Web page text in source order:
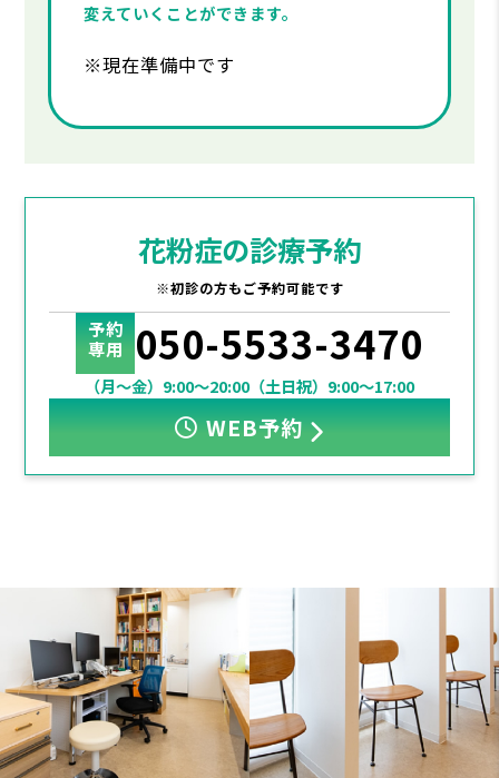
変えていくことができます。
※現在準備中です
花粉症の診療予約
※初診の方もご予約可能です
予約
専用 050-5533-3470
（月～金）9:00～20:00（土日祝）9:00～17:00
WEB予約